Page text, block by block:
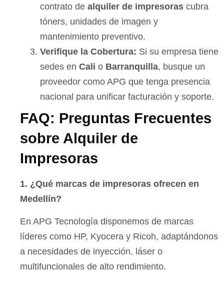
contrato de alquiler de impresoras cubra
tóners, unidades de imagen y
mantenimiento preventivo.
Verifique la Cobertura: Si su empresa tiene
sedes en Cali o Barranquilla, busque un
proveedor como APG que tenga presencia
nacional para unificar facturación y soporte.
FAQ: Preguntas Frecuentes
sobre Alquiler de
Impresoras
1. ¿Qué marcas de impresoras ofrecen en
Medellín?
En APG Tecnología disponemos de marcas
líderes como HP, Kyocera y Ricoh, adaptándonos
a necesidades de inyección, láser o
multifuncionales de alto rendimiento.